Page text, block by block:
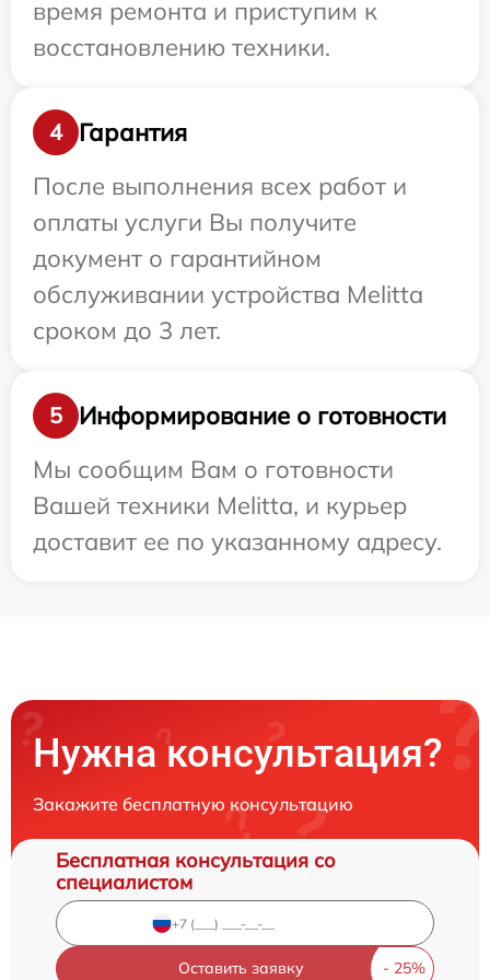
время ремонта и приступим к
восстановлению техники.
4
Гарантия
После выполнения всех работ и
оплаты услуги Вы получите
документ о гарантийном
обслуживании устройства Melitta
сроком до 3 лет.
5
Информирование о готовности
Мы сообщим Вам о готовности
Вашей техники Melitta, и курьер
доставит ее по указанному адресу.
Нужна консультация?
Закажите бесплатную консультацию
Бесплатная консультация со
специалистом
Оставить заявку